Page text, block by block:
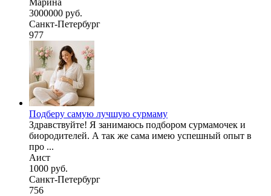
3000000 руб.
Санкт-Петербург
977
Подберу самую лучшую сурмаму
Здравствуйте! Я занимаюсь подбором сурмамочек и
биородителей. А так же сама имею успешный опыт в
про ...
Аист
1000 руб.
Санкт-Петербург
756